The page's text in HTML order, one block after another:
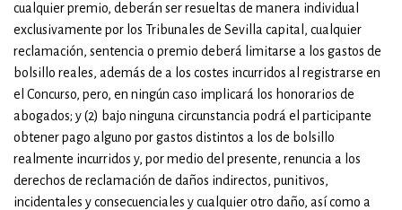
cualquier premio, deberán ser resueltas de manera individual
exclusivamente por los Tribunales de Sevilla capital, cualquier
reclamación, sentencia o premio deberá limitarse a los gastos de
bolsillo reales, además de a los costes incurridos al registrarse en
el Concurso, pero, en ningún caso implicará los honorarios de
abogados; y (2) bajo ninguna circunstancia podrá el participante
obtener pago alguno por gastos distintos a los de bolsillo
realmente incurridos y, por medio del presente, renuncia a los
derechos de reclamación de daños indirectos, punitivos,
incidentales y consecuenciales y cualquier otro daño, así como a